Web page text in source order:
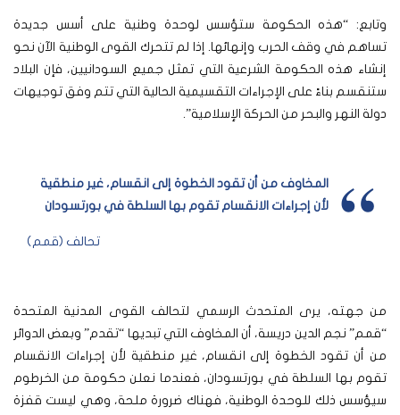
وتابع: “هذه الحكومة ستؤسس لوحدة وطنية على أسس جديدة
تساهم في وقف الحرب وإنهائها. إذا لم تتحرك القوى الوطنية الآن نحو
إنشاء هذه الحكومة الشرعية التي تمثل جميع السودانيين، فإن البلاد
ستنقسم بناءً على الإجراءات التقسيمية الحالية التي تتم وفق توجيهات
دولة النهر والبحر من الحركة الإسلامية”.
المخاوف من أن تقود الخطوة إلى انقسام، غير منطقية
لأن إجراءات الانقسام تقوم بها السلطة في بورتسودان
تحالف (قمم)
من جهته، يرى المتحدث الرسمي لتحالف القوى المدنية المتحدة
“قمم” نجم الدين دريسة، أن المخاوف التي تبديها “تقدم” وبعض الدوائر
من أن تقود الخطوة إلى انقسام، غير منطقية لأن إجراءات الانقسام
تقوم بها السلطة في بورتسودان، فعندما نعلن حكومة من الخرطوم
سيؤسس ذلك للوحدة الوطنية، فهناك ضرورة ملحة، وهي ليست قفزة